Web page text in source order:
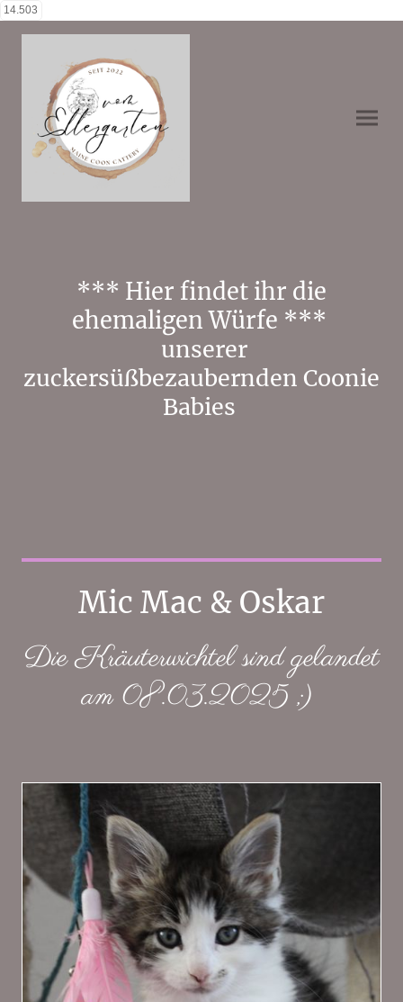
14.503
*** Hier findet ihr die
ehemaligen Würfe ***
unserer
zuckersüßbezaubernden Coonie
Babies
Mic Mac & Oskar
Die Kräuterwichtel sind gelandet
am 08.03.2025 ;)